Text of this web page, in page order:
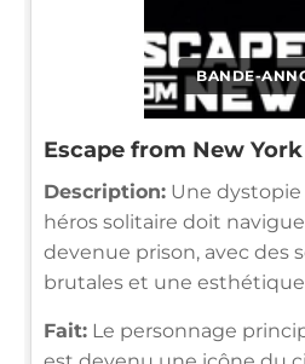
BANDE-
Escape from New York
Description: Une
héros solitaire doit
devenue prison, avec des
brutales et une
Fait: Le personnage